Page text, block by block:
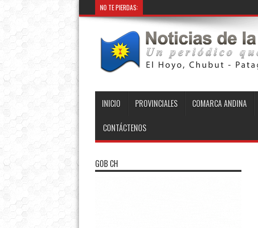
NO TE PIERDAS:
INICIO PROVINCIALES COMARCA ANDINA
CONTÁCTENOS
GOB CH